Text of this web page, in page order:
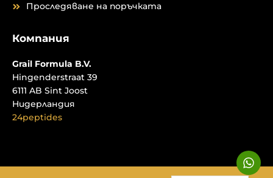
Проследяване на поръчката
Компания
Grail Formula B.V.
Hingenderstraat 39
6111 AB Sint Joost
Нидерландия
24peptides
W
h